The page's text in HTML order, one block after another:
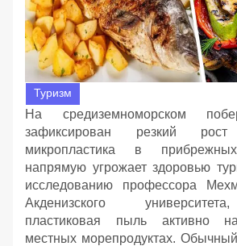
Туризм
На средиземноморском
зафиксирован резкий рост
микропластика в
напрямую угрожает здоровью
исследованию профессора
Акденизского
пластиковая пыль активно
местных морепродуктах.